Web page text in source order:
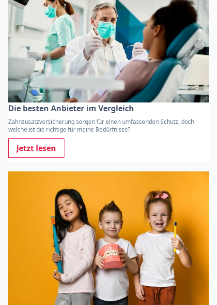
Die besten Anbieter im Vergleich
Zahnzusatzversicherung sorgen für einen umfassenden Schutz, doch
welche ist die richtige für meine Bedürfnisse?
Jetzt lesen